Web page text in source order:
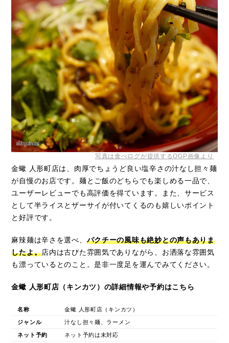
写真は食べログが提供するOGP画像より
金蠍 人形町店は、肉厚でちょうど良い塩辛さの汁なし担々麺
が自慢のお店です。麺とご飯のどちらでも楽しめる一品で、
ユーザーレビューでも高評価を得ています。また、サービス
として半ライスとザーサイが付いてくるのも嬉しいポイント
と好評です。
麻辣麺は辛さを選べ、 パクチーの風味も絶妙との声もありま
したよ。店内は古びた雰囲気でありながら、お洒落な雰囲気
も漂っているとのこと。是非一度足を運んでみてください。
金蠍 人形町店（キンカツ）の詳細情報や予約はこちら
名称 金蠍 人形町店（キンカツ）
ジャンル 汁なし担々麺、ラーメン
ネット予約 ネット予約は未対応